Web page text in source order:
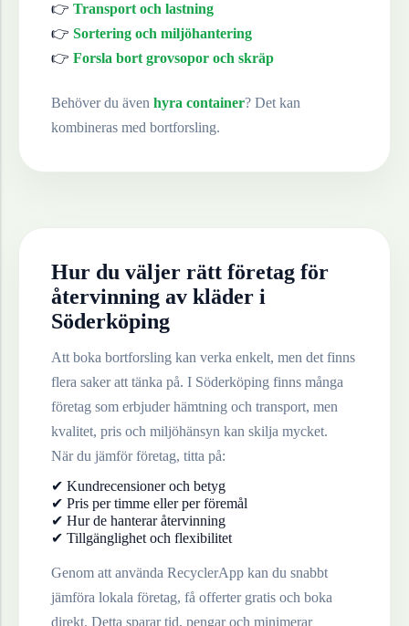
👉 Transport och lastning
👉 Sortering och miljöhantering
👉 Forsla bort grovsopor och skräp
Behöver du även hyra container? Det kan
kombineras med bortforsling.
Hur du väljer rätt företag för
återvinning av kläder i
Söderköping
Att boka bortforsling kan verka enkelt, men det finns
flera saker att tänka på. I Söderköping finns många
företag som erbjuder hämtning och transport, men
kvalitet, pris och miljöhänsyn kan skilja mycket.
När du jämför företag, titta på:
✔ Kundrecensioner och betyg
✔ Pris per timme eller per föremål
✔ Hur de hanterar återvinning
✔ Tillgänglighet och flexibilitet
Genom att använda RecyclerApp kan du snabbt
jämföra lokala företag, få offerter gratis och boka
direkt. Detta sparar tid, pengar och minimerar